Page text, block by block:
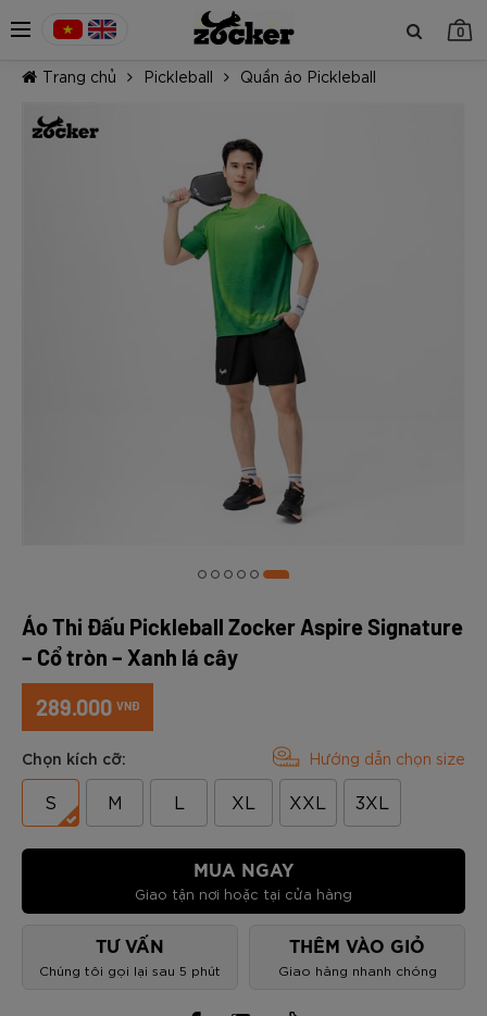
0
TIẾP TỤC MUA HÀNG
Trang chủ Pickleball Quần áo Pickleball
Áo Thi Đấu Pickleball Zocker Aspire Signature
– Cổ tròn – Xanh lá cây
289.000 VNĐ
Chọn kích cỡ: Hướng dẫn chọn size
S M L XL XXL 3XL
MUA NGAY
Giao tận nơi hoặc tại cửa hàng
TƯ VẤN
Chúng tôi gọi lại sau 5 phút
THÊM VÀO GIỎ
Giao hàng nhanh chóng